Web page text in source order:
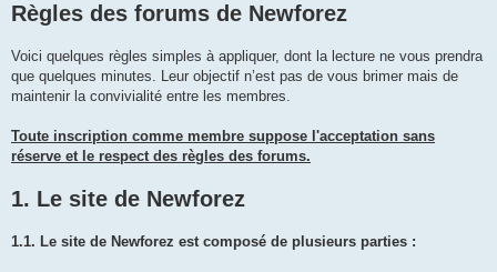
g
e
Règles des forums de Newforez
Voici quelques règles simples à appliquer, dont la lecture ne vous prendra
que quelques minutes. Leur objectif n’est pas de vous brimer mais de
maintenir la convivialité entre les membres.
Toute inscription comme membre suppose l'acceptation sans
réserve et le respect des règles des forums.
1. Le site de Newforez
1.1. Le site de Newforez est composé de plusieurs parties :